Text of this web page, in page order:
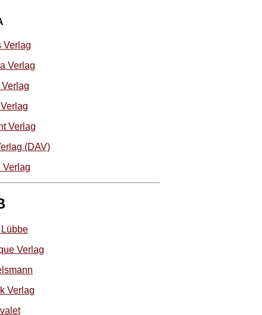
Verlag
Verlag
Verlag
(DAV)
Verlag
Verlag
Verlag